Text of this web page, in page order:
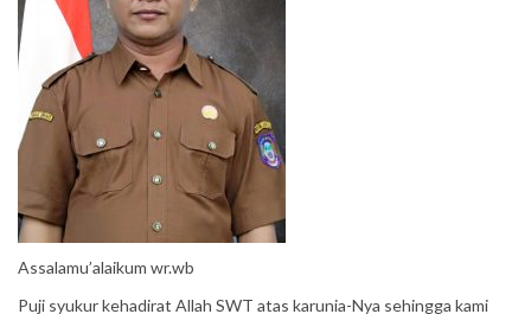
Assalamu’alaikum wr.wb
Puji syukur kehadirat Allah SWT atas karunia-Nya sehingga kami